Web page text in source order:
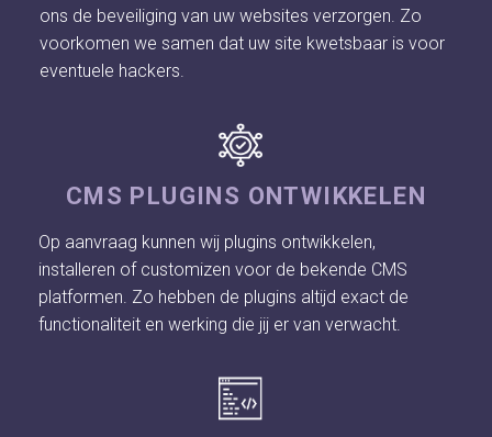
ons de beveiliging van uw websites verzorgen. Zo
voorkomen we samen dat uw site kwetsbaar is voor
eventuele hackers.
CMS PLUGINS ONTWIKKELEN
Op aanvraag kunnen wij plugins ontwikkelen,
installeren of customizen voor de bekende CMS
platformen. Zo hebben de plugins altijd exact de
functionaliteit en werking die jij er van verwacht.